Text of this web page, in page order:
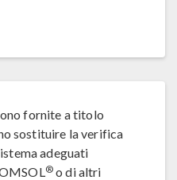
fornite a titolo
sostituire la verifica
adeguati
®o di altri